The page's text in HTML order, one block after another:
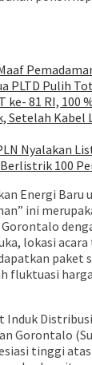
PLTD Pulih
ke- 81 RI, 100
Kabel
Nyalakan
100
Energi Baru
ini
lokasi
paket
fluktuasi
Induk
Gorontalo
tinggi